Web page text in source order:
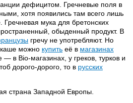
дефицитом. Гречневые поля в
хотя появились там всего лишь
мука для бретонских
обыденный продукт. В
гречу не употребляют. Но
можно купить её в магазинах
в Bio-магазинах, у греков, турков и
дорого-дорого, то в русских
страна Западной Европы.